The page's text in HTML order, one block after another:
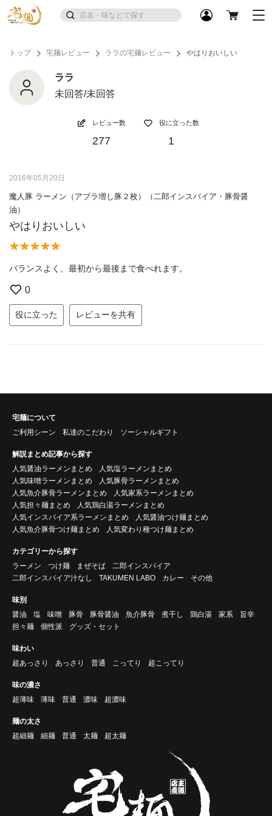
トップ 宅麺レビュー ララの宅麺レビュー やはりおいしい
ララ
未回答/未回答
レビュー数
277
役に立った数
1
2016年05月20日
魔人豚 ラーメン（アブラ増し豚２枚）（二郎インスパイア・豚骨醤
油）
やはりおいしい
バランスよく、最初から最後まで食べれます。
0
役に立った レビューを共有
宅麺について
ご利用シーン
私達のこだわり ソーシャルギフト
解説まとめ記事から探す
人気醤油ラーメンまとめ
人気塩ラーメンまとめ
人気味噌ラーメンまとめ
人気豚骨ラーメンまとめ
人気魚介豚骨ラーメンまとめ
人気家系ラーメンまとめ
人気担々麺まとめ
人気鶏白湯ラーメンまとめ
人気インスパイア系ラーメンまとめ
人気醤油つけ麺まとめ
人気魚介豚骨つけ麺まとめ
人気変わり種つけ麺まとめ
カテゴリーから探す
ラーメン
つけ麺 まぜそば
二郎インスパイア
二郎インスパイア汁なし
TAKUMEN LABO カレー その他
味別
醤油
塩 味噌 豚骨 豚骨醤油 魚介豚骨 煮干し 鶏白湯 家系
旨辛
担々麺
個性派 グッズ・セット
味わい
超あっさり
あっさり 普通 こってり 超こってり
味の濃さ
超薄味
薄味 普通 濃味 超濃味
麺の太さ
超細麺
細麺 普通 太麺 超太麺